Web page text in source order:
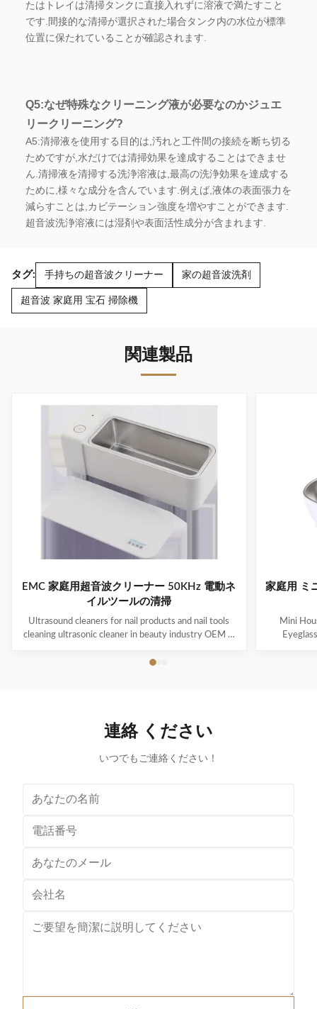
たはトレイは清掃タンクに直接入れずに溶液で満たすこと
です.間接的な清掃が選択された場合タンク内の水位が標準
位置に保たれていることが確認されます.
Q5:なぜ特殊なクリーニング液が必要なのかジュエ
リークリーニング?
A5:清掃液を使用する目的は,汚れと工件間の接続を断ち切る
ためですが,水だけでは清掃効果を達成することはできませ
ん.清掃液を清掃する洗浄溶液は,最高の洗浄効果を達成する
ために,様々な成分を含んでいます.例えば,液体の表面張力を
減らすことは,カビテーション強度を増やすことができます.
超音波洗浄溶液には湿剤や表面活性成分が含まれます.
タグ: 手持ちの超音波クリーナー 家の超音波洗剤
超音波 家庭用 宝石 掃除機
関連製品
EMC 家庭用超音波クリーナー 50KHz 電動ネ
イルツールの清掃
Ultrasound cleaners for nail products and nail tools
cleaning ultrasonic cleaner in beauty industry OEM &
Customer can choose the color! Ultrasonic cleaning is
appropriate for the item to be cleaned and the type of
soiling present
家庭用 ミ
Mini
連絡 ください
いつでもご連絡ください！